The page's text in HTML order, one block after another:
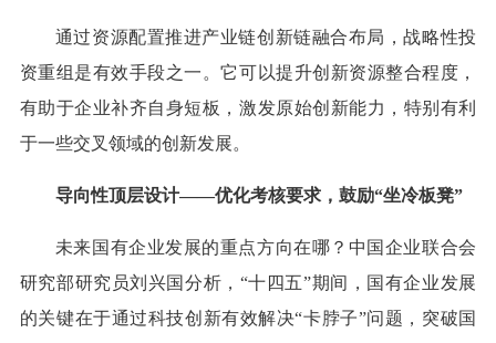
通过资源配置推进产业链创新链融合布局，战略性投
资重组是有效手段之一。它可以提升创新资源整合程度，
有助于企业补齐自身短板，激发原始创新能力，特别有利
于一些交叉领域的创新发展。
导向性顶层设计——优化考核要求，鼓励“坐冷板凳”
未来国有企业发展的重点方向在哪？中国企业联合会
研究部研究员刘兴国分析，“十四五”期间，国有企业发展
的关键在于通过科技创新有效解决“卡脖子”问题，突破国